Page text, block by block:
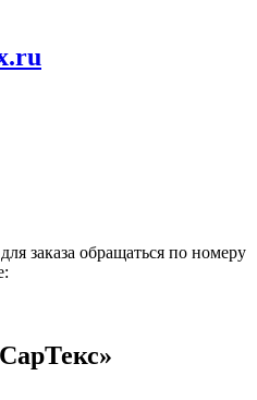
заказа обращаться по номеру